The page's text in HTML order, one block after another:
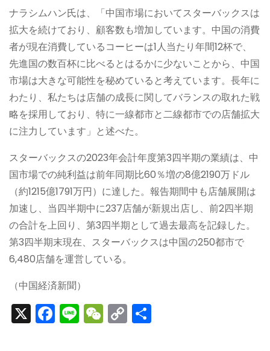
ナラシムハン氏は、「中国市場においてスターバックスは
拡大を続けており、顧客数も増加しています。中国の消費
者が現在消費しているコーヒーは1人当たり年間12杯で、
先進国の数百杯に比べるとはるかに少ないことから、中国
市場は大きな可能性を秘めていると考えています。長年に
わたり、私たちは店舗の成長に関してバランスの取れた戦
略を採用しており、特に一線都市と二線都市での店舗拡大
に注力しています」と述べた。
スターバックスの2023年会計年度第3四半期の業績は、中
国市場での純利益は前年同期比60％増の8億2190万ドル
（約1215億1791万円）に達した。報告期間中も店舗展開は
加速し、当四半期中に237店舗が新規出店し、前2四半期
の合計を上回り、第3四半期として過去最高を記録した。
第3四半期末現在、スターバックスは中国の250都市で
6,480店舗を運営している。
（中国経済新聞）
X F
a
Li
n
W
e
C
o